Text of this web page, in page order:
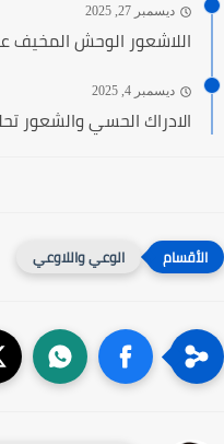
ديسمبر 27, 2025
اللاشعور الوحش المخيف
ديسمبر 4, 2025
الادراك الحسي والشعور
الوعي واللاوعي